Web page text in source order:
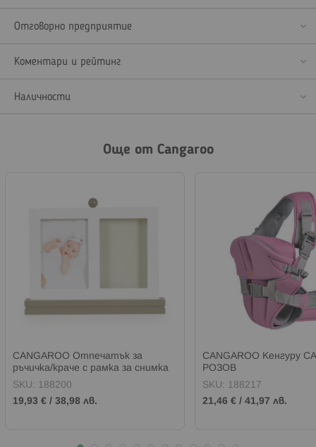
Отговорно предприятие
Коментари и рейтинг
Наличности
Още от Cangaroo
CANGAROO Отпечатък за
ръчичка/краче с рамка за снимка
MY PRINT БЯЛ
SKU: 188200
19,93 € / 38,98 лв.
CANGAROO Кенгуру
РОЗОВ
SKU: 188217
21,46 € / 41,97 лв.